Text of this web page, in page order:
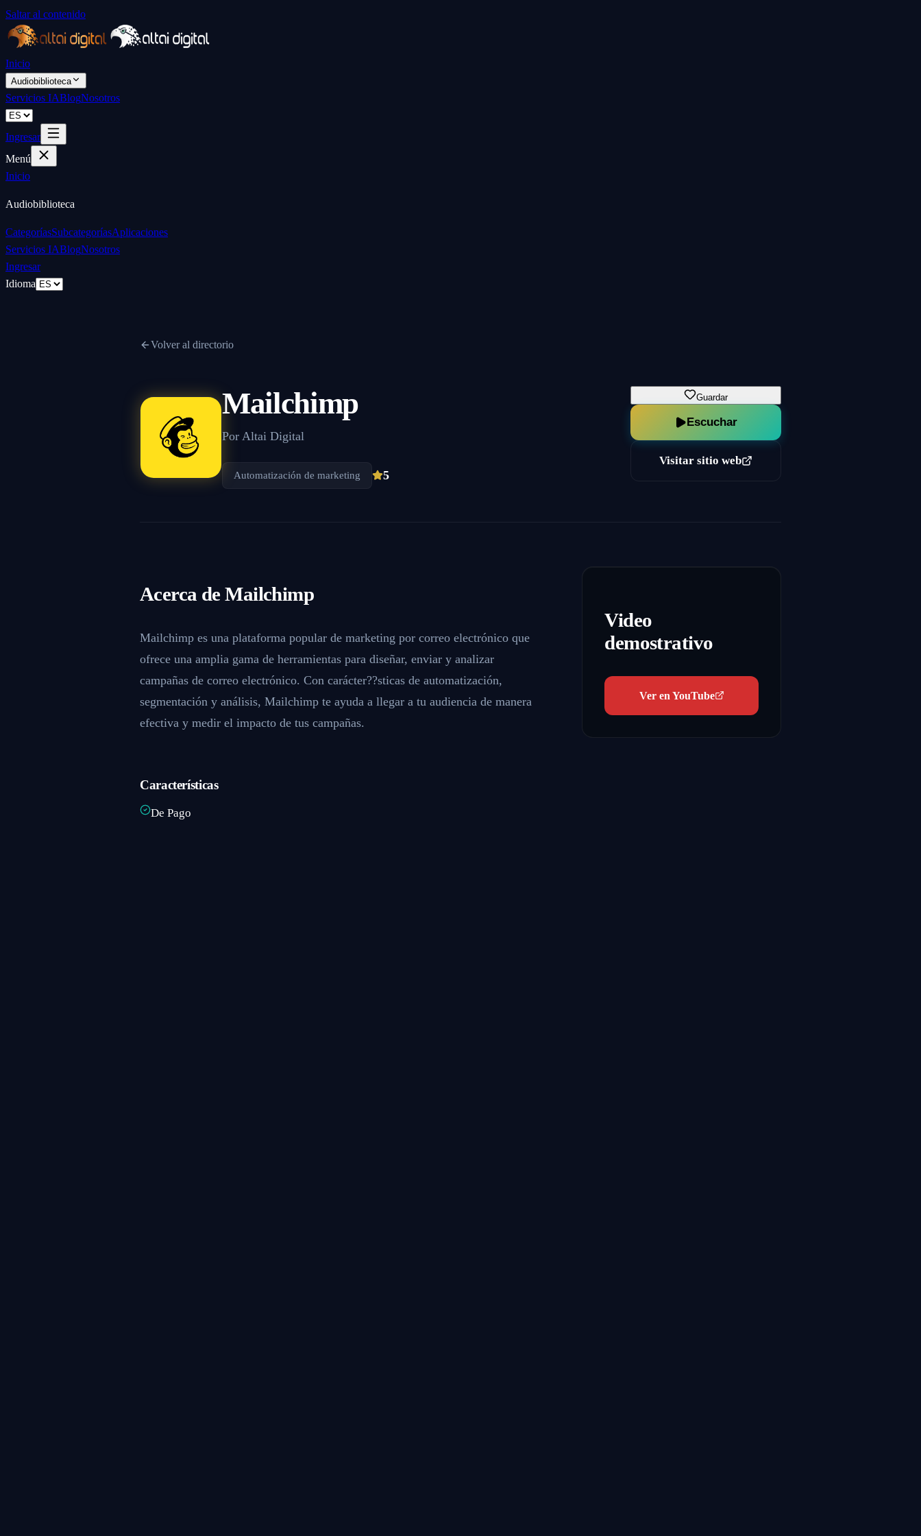
Saltar al contenido
Inicio
Audiobiblioteca
Servicios IABlogNosotros
Ingresar
Menú
Inicio
Audiobiblioteca
CategoríasSubcategoríasAplicaciones
Servicios IABlogNosotros
Ingresar
Idioma
Volver al directorio
Mailchimp
Por Altai Digital
Automatización de marketing 5
Guardar
Escuchar
Visitar sitio web
Acerca de Mailchimp
Mailchimp es una plataforma popular de marketing por correo electrónico que
ofrece una amplia gama de herramientas para diseñar, enviar y analizar
campañas de correo electrónico. Con carácter??sticas de automatización,
segmentación y análisis, Mailchimp te ayuda a llegar a tu audiencia de manera
efectiva y medir el impacto de tus campañas.
Características
De Pago
Video
demostrativo
Ver en YouTube